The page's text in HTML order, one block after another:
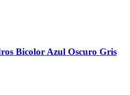
Bicolor Azul Oscuro Gris